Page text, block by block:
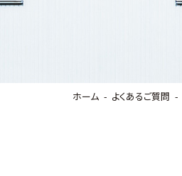
ホーム よくあるご質問